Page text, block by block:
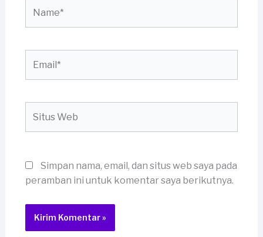
Web
Simpan nama, email, dan situs web saya pada
peramban ini untuk komentar saya berikutnya.